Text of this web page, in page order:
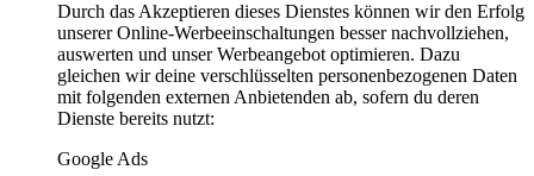
Durch das Akzeptieren dieses Dienstes können wir den Erfolg
unserer Online-Werbeeinschaltungen besser nachvollziehen,
auswerten und unser Werbeangebot optimieren. Dazu
gleichen wir deine verschlüsselten personenbezogenen Daten
mit folgenden externen Anbietenden ab, sofern du deren
Dienste bereits nutzt:
Google Ads